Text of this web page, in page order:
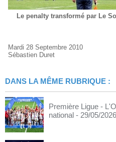
Le penalty transformé par Le
Mardi 28 Septembre 2010
Sébastien Duret
DANS LA MÊME RUBRIQUE :
Première Ligue -
national - 29/05/2026